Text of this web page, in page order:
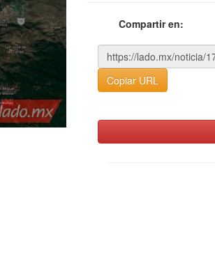
Compartir en:
Copiar URL